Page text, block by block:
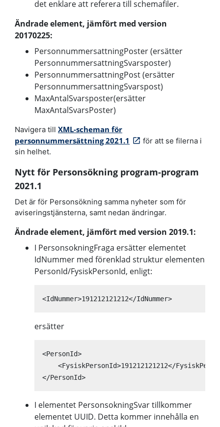
det enklare att referera till schemafiler.
Ändrade element, jämfört med version
20170225:
PersonnummersattningPoster (ersätter
PersonnummersattningSvarsposter)
PersonnummersattningPost (ersätter
PersonnummersattningSvarspost)
MaxAntalSvarsposter(ersätter
MaxAntalSvarsPoster)
Navigera till XML-scheman för
personnummersättning 2021.1
för att se filerna i
sin helhet.
Nytt för Personsökning program-program
2021.1
Det är för Personsökning samma nyheter som för
aviseringstjänsterna, samt nedan ändringar.
Ändrade element, jämfört med version 2019.1:
I PersonsokningFraga ersätter elementet
IdNummer med förenklad struktur elementen
PersonId/FysiskPersonId, enligt:
<IdNummer>191212121212</IdNummer>
ersätter
<PersonId>
<FysiskPersonId>191212121212</
</PersonId>
I elementet PersonsokningSvar tillkommer
elementet UUID. Detta kommer innehålla en